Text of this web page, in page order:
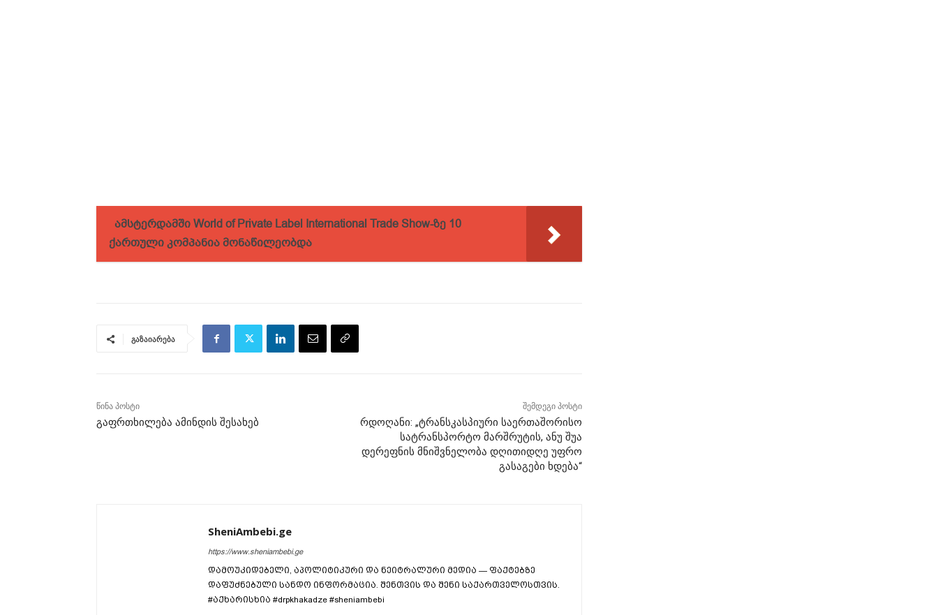
ამსტერდამში World of Private Label International Trade Show-ზე 10
ქართული კომპანია მონაწილეობდა
გაზაიარება
წინა პოსტი
გაფრთხილება ამინდის შესახებ
შემდეგი პოსტი
რდოღანი: „ტრანსკასპიური საერთაშორისო
სატრანსპორტო მარშრუტის, ანუ შუა
დერეფნის მნიშვნელობა დღითიდღე უფრო
გასაგები ხდება“
SheniAmbebi.ge
https://www.sheniambebi.ge
დამოუკიდებელი, აპოლიტიკური და ნეიტრალური მედია — ფაქტებზე
დაფუძნებული სანდო ინფორმაცია. შენთვის და შენი საქართველოსთვის.
#აქხარისხია #drpkhakadze #sheniambebi